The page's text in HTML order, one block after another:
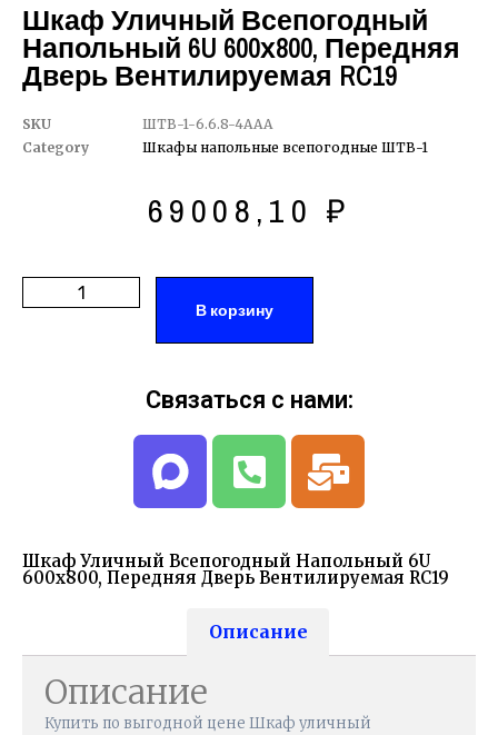
Шкаф Уличный Всепогодный
Напольный 6U 600х800, Передняя
Дверь Вентилируемая RC19
SKU
ШТВ-1-6.6.8-4ААА
Category
Шкафы напольные всепогодные ШТВ-1
69008,10 ₽
В корзину
Шкаф Уличный Всепогодный Напольный 6U
600х800, Передняя Дверь Вентилируемая RC19
Описание
Описание
Купить по выгодной цене Шкаф уличный
Связаться с нами: